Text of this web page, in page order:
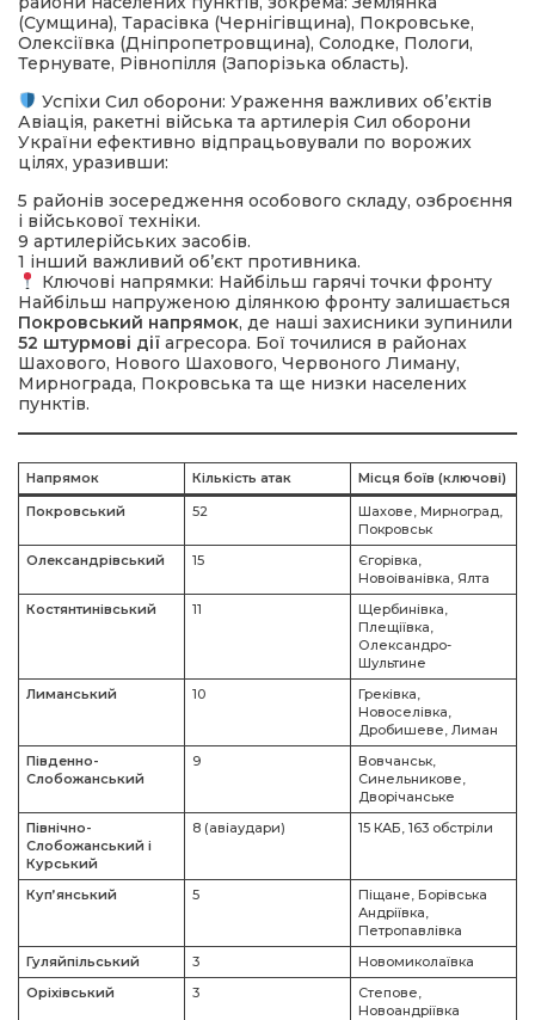
(Сумщина), Тарасівка (Чернігівщина), Покровське,
Олексіївка (Дніпропетровщина), Солодке, Пологи,
Тернувате, Рівнопілля (Запорізька область).
Успіхи Сил оборони: Ураження важливих об’єктів
Авіація, ракетні війська та артилерія Сил оборони
України ефективно відпрацьовували по ворожих
цілях, уразивши:
5 районів зосередження особового складу, озброєння
і військової техніки.
9 артилерійських засобів.
1 інший важливий об’єкт противника.
Ключові напрямки: Найбільш гарячі точки фронту
Найбільш напруженою ділянкою фронту залишається
Покровський напрямок, де наші захисники зупинили
52 штурмові дії агресора. Бої точилися в районах
Шахового, Нового Шахового, Червоного Лиману,
Мирнограда, Покровська та ще низки населених
пунктів.
Напрямок Кількість атак
Місця боїв (ключові)
Покровський
52
Шахове, Мирноград,
Покровськ
Олександрівський
15
Єгорівка,
Новоіванівка, Ялта
Костянтинівський
11
Щербинівка,
Плещіївка,
Олександро-
Шультине
Лиманський
10
Греківка,
Новоселівка,
Дробишеве, Лиман
Південно-
Слобожанський
9
Вовчанськ,
Синельникове,
Дворічанське
Північно-
Слобожанський і
Курський
8 (авіаудари) 15 КАБ, 163 обстріли
Куп’янський 5
Піщане, Борівська
Андріївка,
Петропавлівка
Гуляйпільський
3
Новомиколаївка
Оріхівський
3
Степове,
Новоандріївка